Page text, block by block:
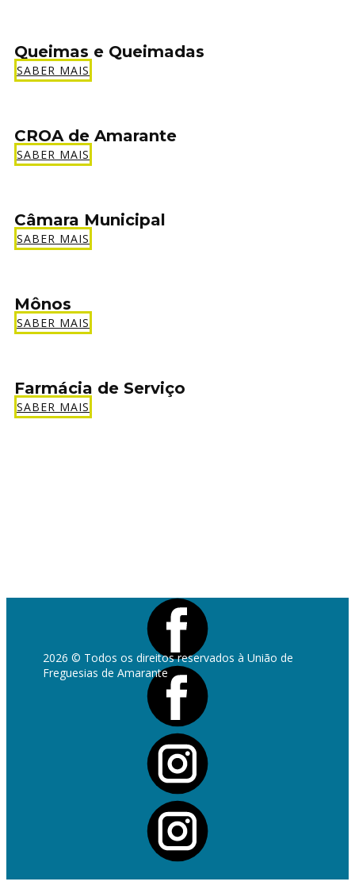
Queimas e Queimadas
SABER MAIS
CROA de Amarante
SABER MAIS
Câmara Municipal
SABER MAIS
Mônos
SABER MAIS
Farmácia de Serviço
SABER MAIS
2026 © Todos os direitos reservados à União de
Freguesias de Amarante